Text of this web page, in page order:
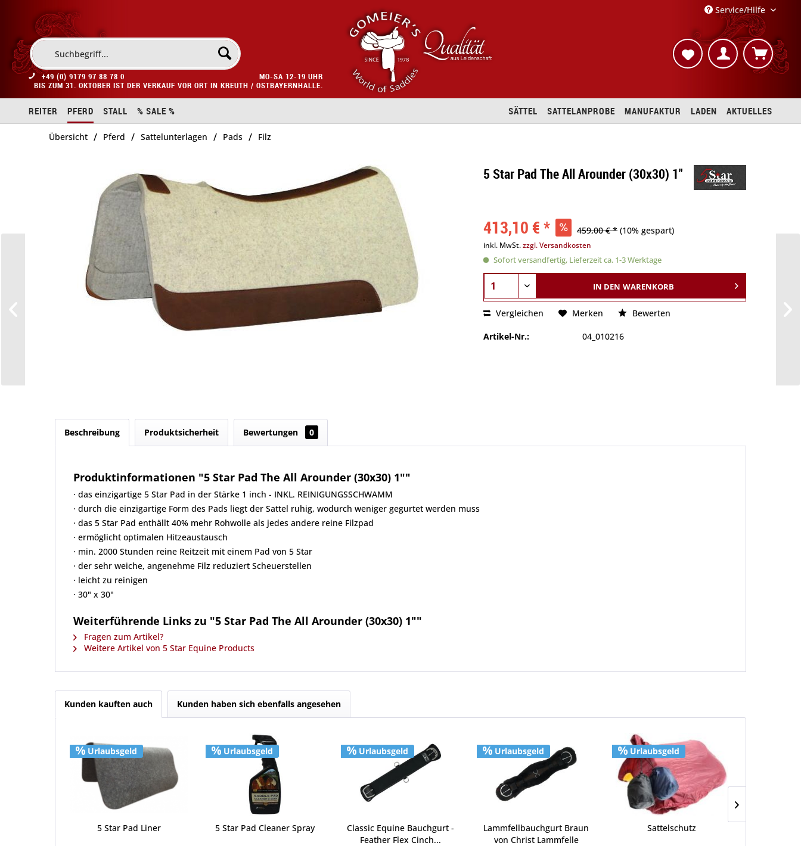
Service/Hilfe
+49 (0) 9179 97 88 78 0
MO-SA 12-19 UHR
BIS ZUM 31. OKTOBER IST DER VERKAUF VOR ORT IN KREUTH / OSTBAYERNHALLE.
REITER PFERD STALL % SALE % AKTUELLES
LADEN
MANUFAKTUR
SATTELANPROBE
SÄTTEL
Übersicht / Pferd / Sattelunterlagen / Pads / Filz
5 Star Pad The All Arounder (30x30) 1"
413,10 € * 459,00 € * (10% gespart)
inkl. MwSt.zzgl. Versandkosten
Sofort versandfertig, Lieferzeit ca. 1-3 Werktage
IN DEN WARENKORB
Vergleichen Merken Bewerten
Artikel-Nr.: 04_010216
Beschreibung Produktsicherheit Bewertungen 0
Produktinformationen "5 Star Pad The All Arounder (30x30) 1""
· das einzigartige 5 Star Pad in der Stärke 1 inch - INKL. REINIGUNGSSCHWAMM
· durch die einzigartige Form des Pads liegt der Sattel ruhig, wodurch weniger gegurtet werden muss
· das 5 Star Pad enthällt 40% mehr Rohwolle als jedes andere reine Filzpad
· ermöglicht optimalen Hitzeaustausch
· min. 2000 Stunden reine Reitzeit mit einem Pad von 5 Star
· der sehr weiche, angenehme Filz reduziert Scheuerstellen
· leicht zu reinigen
· 30" x 30"
Weiterführende Links zu "5 Star Pad The All Arounder (30x30) 1""
Fragen zum Artikel?
Weitere Artikel von 5 Star Equine Products
Kunden kauften auch Kunden haben sich ebenfalls angesehen
Urlaubsgeld
5 Star Pad Liner
Urlaubsgeld
5 Star Pad Cleaner Spray
Urlaubsgeld
Classic Equine Bauchgurt -
Feather Flex Cinch...
Urlaubsgeld
Lammfellbauchgurt Braun
von Christ Lammfelle
Urlaubsgeld
Sattelschutz